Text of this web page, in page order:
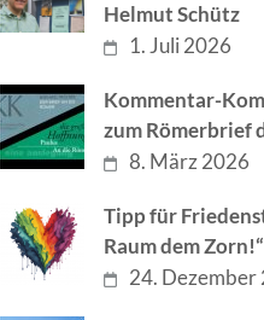
Helmut Schütz
1. Juli 2026
Kommentar-
zum Römerbrief
8. März 2026
Tipp für
Raum dem Zorn!“
24. Dezember